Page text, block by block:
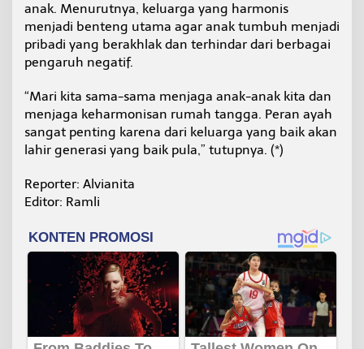
anak. Menurutnya, keluarga yang harmonis
menjadi benteng utama agar anak tumbuh menjadi
pribadi yang berakhlak dan terhindar dari berbagai
pengaruh negatif.
“Mari kita sama-sama menjaga anak-anak kita dan
menjaga keharmonisan rumah tangga. Peran ayah
sangat penting karena dari keluarga yang baik akan
lahir generasi yang baik pula,” tutupnya. (*)
Reporter: Alvianita
Editor: Ramli